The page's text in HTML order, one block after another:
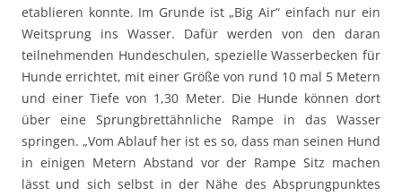
etablieren konnte. Im Grunde ist „Big Air“ einfach nur ein
Weitsprung ins Wasser. Dafür werden von den daran
teilnehmenden Hundeschulen, spezielle Wasserbecken für
Hunde errichtet, mit einer Größe von rund 10 mal 5 Metern
und einer Tiefe von 1,30 Meter. Die Hunde können dort
über eine Sprungbrettähnliche Rampe in das Wasser
springen. „Vom Ablauf her ist es so, dass man seinen Hund
in einigen Metern Abstand vor der Rampe Sitz machen
lässt und sich selbst in der Nähe des Absprungpunktes